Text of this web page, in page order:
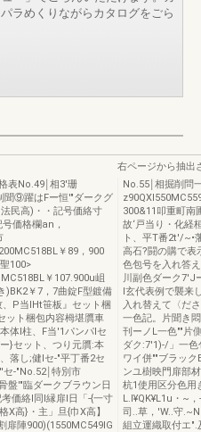
ラめくりながらカタログをごら
表No.49￨相3'珊
聞⑨躍はFー恒'"ダークグ
民高)・・記号価絡寸
価格欄an，
￥89，900
100>
￥107.900u岨
)BK2￥7，7曲錠F型鍍備
、P当IHt笹板』セット梱
ット梱包内容栂堪贋車
体l柱、F当'1パンパlセ
}セット、つり元贋:本
落し;健Iセ-"平丁番2セ
セ-"No.52￨特別市
盤'"臨ダークブラウン日
価絡I同l縁扉l日「-{一寸
X高}・主」旦{巾X高】
扉陣900)(1550MC549IG
右ページから抽出
No.55￨相掘削問
300&11叩重町南
故‘戸当り・化経
ト、平T番2t'/~•
高石?闘の購で表
色包号を入れ答
川副色ダーク7'J
l玄代表例で襲来
入れ替えて〈だ
一色記。片聞き
刊ーノL一色""片
ダク:7'1)-/」一
ワイ併""ブラッ
ンユ樹映門扉部
杭1使用区分色用
L.I¥QK¥L1u・~
司..草，'W..守
組立運織取付エ".